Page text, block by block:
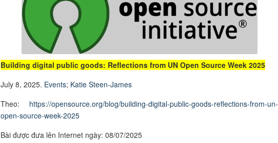
Building digital public goods: Reflections from UN Open Source Week 2025
July 8, 2025. Events; Katie Steen-James
Theo: https://opensource.org/blog/building-digital-public-goods-reflections-from-un-
open-source-week-2025
Bài được đưa lên Internet ngày: 08/07/2025